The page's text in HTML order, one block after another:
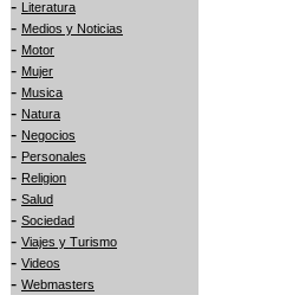
- Literatura
- Medios y Noticias
- Motor
- Mujer
- Musica
- Natura
- Negocios
- Personales
- Religion
- Salud
- Sociedad
- Viajes y Turismo
- Videos
- Webmasters